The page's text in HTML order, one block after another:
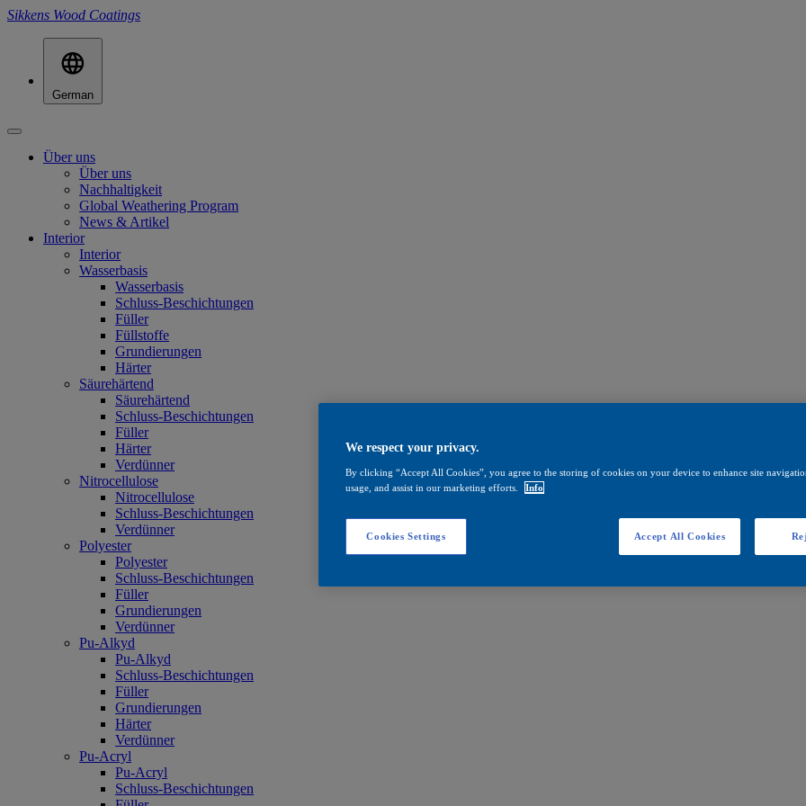
Sikkens Wood Coatings
German
Über uns
Über uns
Nachhaltigkeit
Global Weathering Program
News & Artikel
Interior
Interior
Wasserbasis
Wasserbasis
Schluss-Beschichtungen
Füller
Füllstoffe
Grundierungen
Härter
Säurehärtend
Säurehärtend
Schluss-Beschichtungen
Füller
Härter
Verdünner
Nitrocellulose
Nitrocellulose
Schluss-Beschichtungen
Verdünner
Polyester
Polyester
Schluss-Beschichtungen
Füller
Grundierungen
Verdünner
Pu-Alkyd
Pu-Alkyd
Schluss-Beschichtungen
Füller
Grundierungen
Härter
Verdünner
Pu-Acryl
Pu-Acryl
Schluss-Beschichtungen
We respect your privacy.
By clicking “Accept All Cookies”, you agree to the storing of cookies on your device to enhance site
usage, and assist in our marketing efforts.
Info
Cookies Settings Accept All Cookies